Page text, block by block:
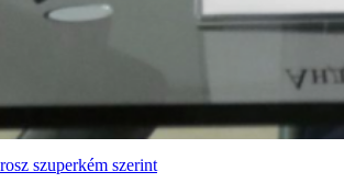
szuperkém szerint